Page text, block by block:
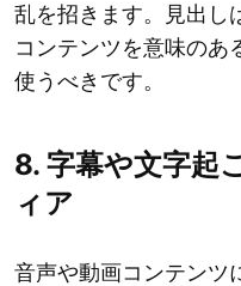
乱を招きます。見出し
コンテンツを意味のあ
使うべきです。
8. 字幕や文字起
ィア
音声や動画コンテンツ